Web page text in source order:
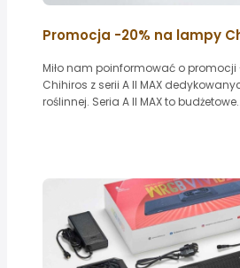
Promocja -20% na lampy
Miło nam poinformować o
Chihiros z serii A II MAX
roślinnej. Seria A II MAX to